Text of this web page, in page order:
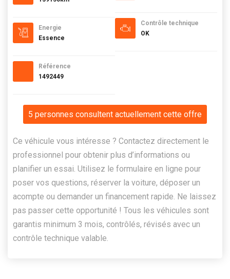
Energie
Essence
Référence
1492449
Contrôle technique
OK
5 personnes consultent actuellement cette offre
Ce véhicule vous intéresse ? Contactez directement le
professionnel pour obtenir plus d’informations ou
planifier un essai. Utilisez le formulaire en ligne pour
poser vos questions, réserver la voiture, déposer un
acompte ou demander un financement rapide. Ne laissez
pas passer cette opportunité ! Tous les véhicules sont
garantis minimum 3 mois, contrôlés, révisés avec un
contrôle technique valable.